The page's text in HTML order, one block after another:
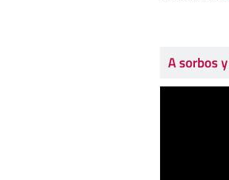
A sorbos